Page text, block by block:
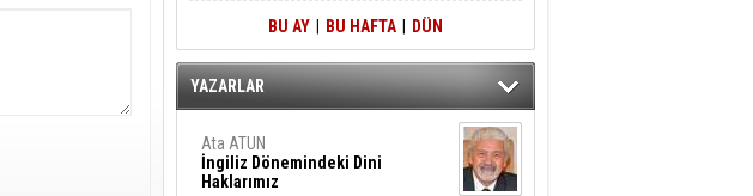
BU AY BU HAFTA DÜN
YAZARLAR
Ata ATUN
İngiliz Dönemindeki Dini
Haklarımız